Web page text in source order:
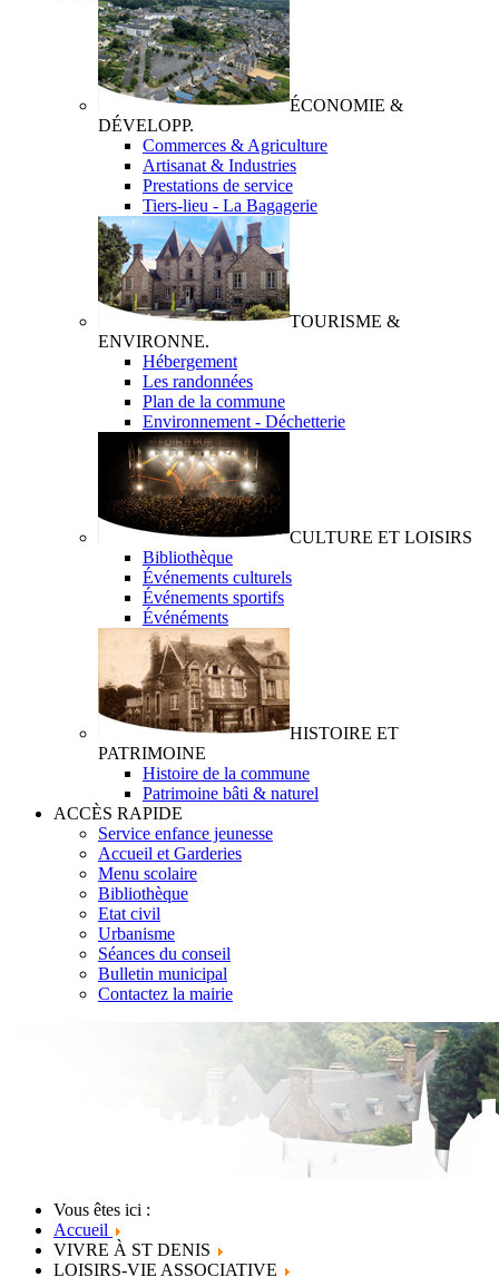
ÉCONOMIE &
DÉVELOPP.
Commerces & Agriculture
Artisanat & Industries
Prestations de service
Tiers-lieu - La Bagagerie
TOURISME &
ENVIRONNE.
Hébergement
Les randonnées
Plan de la commune
Environnement - Déchetterie
CULTURE ET LOISIRS
Bibliothèque
Événements culturels
Événements sportifs
Événéments
HISTOIRE ET
PATRIMOINE
Histoire de la commune
Patrimoine bâti & naturel
ACCÈS RAPIDE
Service enfance jeunesse
Accueil et Garderies
Menu scolaire
Bibliothèque
Etat civil
Urbanisme
Séances du conseil
Bulletin municipal
Contactez la mairie
Vous êtes ici :
Accueil
VIVRE À ST DENIS
LOISIRS-VIE ASSOCIATIVE